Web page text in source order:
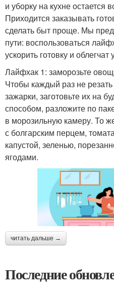
и уборку на кухне остается
Приходится заказывать
сделать быт проще. Мы
пути: воспользоваться
ускорить готовку и облегчат
Лайфхак 1: заморозьте
Чтобы каждый раз не
зажарки, заготовьте их на
способом, разложите по
в морозильную камеру. То
с болгарским перцем,
капустой, зеленью,
ягодами.
читать дальше →
Последние